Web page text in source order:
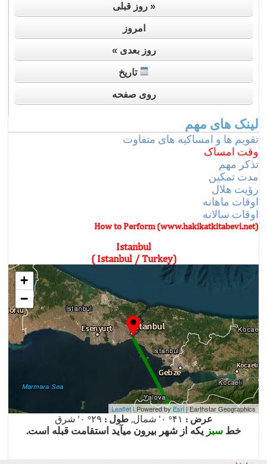
« روز قبلی
امروز
روز بعدی »
تاریخ
روی صفحه
لینک های مهم
تقویم ها و امساکیه های متفاوت
وقت امساک
تذکر مهم
مدت تمکين
رؤﻳﺖ ﻫﻼل
اوقات ماهانه
اوقات سالانه
How to Perform (www.hakikatkitabevi.net)
Istanbul
(Istanbul / Turkey )
+
−
Leaflet| Powered byEsri |Earthstar Geographics
عرض : طول :
خطسبز یکه از شهر بیرون میآید استقامت قبله است.